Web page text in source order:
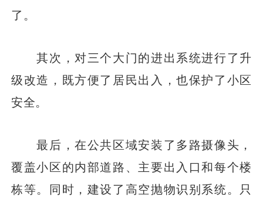
了。
其次，对三个大门的进出系统进行了升
级改造，既方便了居民出入，也保护了小区
安全。
最后，在公共区域安装了多路摄像头，
覆盖小区的内部道路、主要出入口和每个楼
栋等。同时，建设了高空抛物识别系统。只